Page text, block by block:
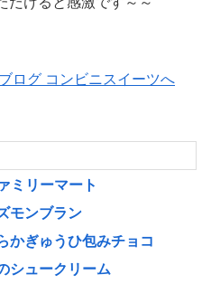
ミリーマート
モンブラン
かぎゅうひ包みチョコ
シュークリーム